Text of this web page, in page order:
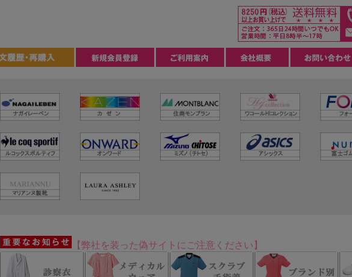
【弊社を装った偽サイトにご注意ください】